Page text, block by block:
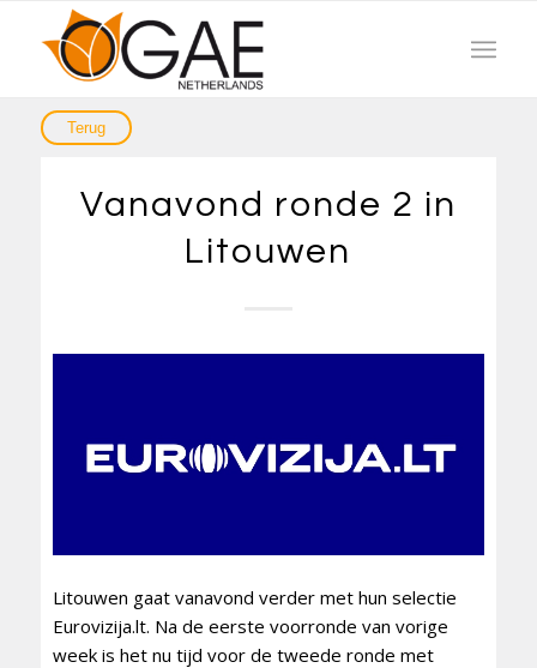
Vanavond ronde 2 in
Litouwen
Litouwen gaat vanavond verder met hun selectie
Eurovizija.lt. Na de eerste voorronde van vorige
week is het nu tijd voor de tweede ronde met